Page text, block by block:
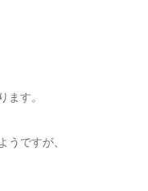
ます。
うですが、